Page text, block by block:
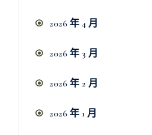
2026 年 4 月
2026 年 3 月
2026 年 2 月
2026 年 1 月